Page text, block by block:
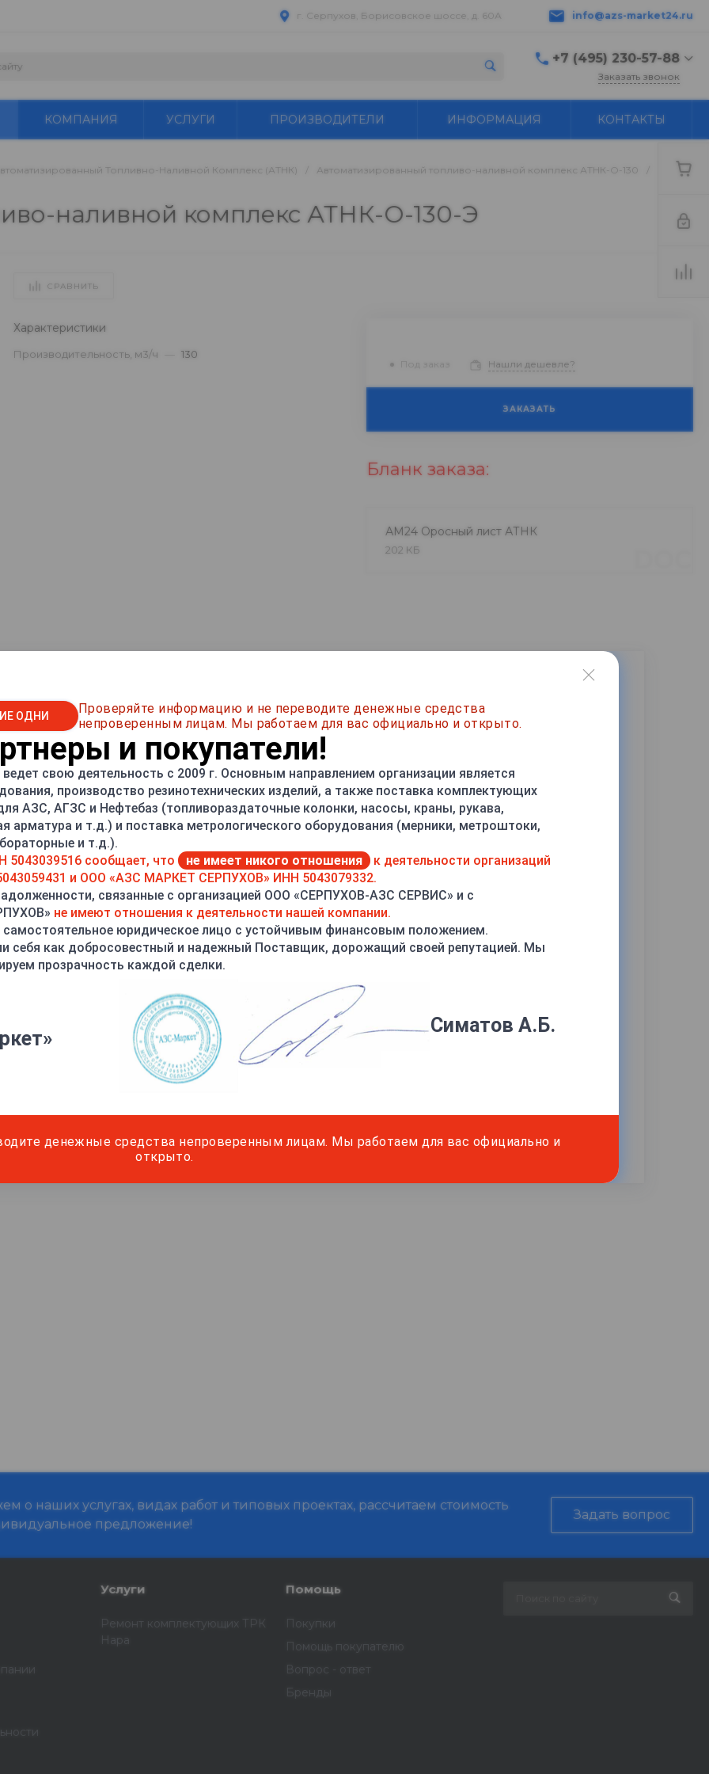
г. Серпухов, Борисовское шоссе, д. 60А info@azs-market24.ru
+7 (495) 230-57-88
г. Серпухов,
+7 496 776-18-83
Заказать звонок
КОМПАНИЯ УСЛУГИ ПРОИЗВОДИТЕЛИ ИНФОРМАЦИЯ КОНТАКТЫ
Топливно-Наливной Комплекс (АТНК) Автоматизированный топливо-наливной комплекс АТНК-О-130
наливной комплекс АТНК-О-130-Э
СРАВНИТЬ
Характеристики
Производительность, м3/ч 130
Под заказ Нашли дешевле?
ЗАКАЗАТЬ
Бланк заказа:
АМ24 Оросный лист АТНК
202 КБ
ОТЗЫВЫ ОПЛАТА ДОСТАВКА
Эсостоит из:
83F, с насосным агрегатом КМН-125-100-160Е:
о наших услугах, видах работ и типовых проектах, рассчитаем стоимость
предложение!
Задать вопрос
Услуги
Ремонт комплектующих ТРК
Нара
Помощь
Покупки
Помощь покупателю
Вопрос - ответ
Бренды
ОДНИ
Проверяйте информацию и не переводите денежные средства
непроверенным лицам. Мы работаем для вас официально и открыто.
и покупатели!
свою деятельность с 2009 г. Основным направлением организации является
производство резинотехнических изделий, а также поставка комплектующих
АЗС, АГЗС и Нефтебаз (топливораздаточные колонки, насосы, краны, рукава,
арматура и т.д.) и поставка метрологического оборудования (мерники, метроштоки,
и т.д.).
сообщает, что
не имеет никого отношения
к деятельности организаций
и ООО «АЗС МАРКЕТ СЕРПУХОВ» ИНН 5043079332.
связанные с организацией ООО «СЕРПУХОВ-АЗС СЕРВИС» и с
не имеют отношения к деятельности нашей компании.
юридическое лицо с устойчивым финансовым положением.
себя как добросовестный и надежный Поставщик, дорожащий своей репутацией. Мы
прозрачность каждой сделки.
Симатов А.Б.
денежные средства непроверенным лицам. Мы работаем для вас официально и
открыто.